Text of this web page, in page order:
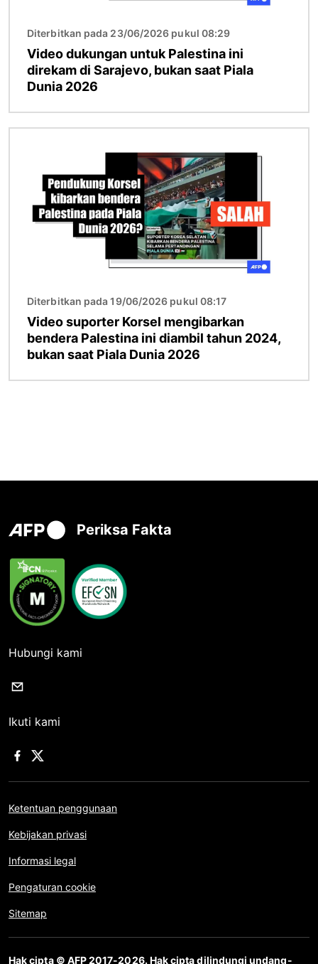
Diterbitkan pada 23/06/2026 pukul 08:29
Video dukungan untuk Palestina ini
direkam di Sarajevo, bukan saat Piala
Dunia 2026
Diterbitkan pada 19/06/2026 pukul 08:17
Video suporter Korsel mengibarkan
bendera Palestina ini diambil tahun 2024,
bukan saat Piala Dunia 2026
Periksa Fakta
Hubungi kami
Ikuti kami
Ketentuan penggunaan
Kebijakan privasi
Informasi legal
Pengaturan cookie
Sitemap
Hak cipta © AFP 2017-2026. Hak cipta dilindungi undang-